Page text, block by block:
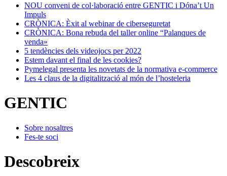
NOU conveni de col·laboració entre GENTIC i Dóna’t Un
Impuls
CRÒNICA: Èxit al webinar de ciberseguretat
CRÒNICA: Bona rebuda del taller online “Palanques de
venda»
5 tendències dels videojocs per 2022
Estem davant el final de les cookies?
Pymelegal presenta les novetats de la normativa e-commerce
Les 4 claus de la digitalització al món de l’hosteleria
GENTIC
Sobre nosaltres
Fes-te soci
Descobreix